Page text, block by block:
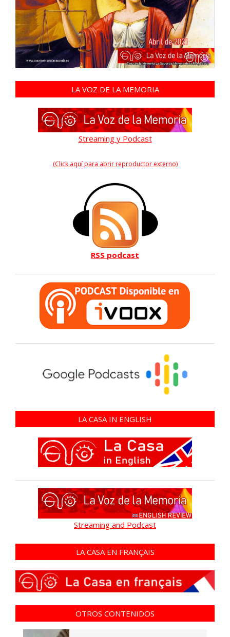
LA VOZ DE LA MEMORIA
Streaming y Podcast
(Click aquí para abrir reproductor externo)
RSS podcast
LA CASA IN ENGLISH
Streaming and Podcast
LA CASA EN FRANÇAIS
OTROS CONTENIDOS